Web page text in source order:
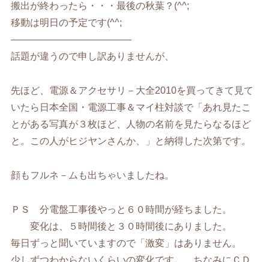
搬出が終わったら・・・最後の秋葉？(^^;
移動は明日の予定です(^^;
————————————–
話題が違うので申し訳ありませんが、
先ほど、電源＆アクセサリ－大全2010を買ってきて見て
いたら日本全国・電源工事＆マイ柱対談で「あれ見たこ
とがある写真が３枚ほど、人物の名前を見たらなるほど
と。この人がヒジヤンさんか、」と納得した次第です。
顔もフルネ－ムも出ちゃいましたね。
ＰＳ 分電盤工事後やっと６０時間が経ちました。
変化は、５時間後と３０時間後にありました。
毎日ずっと聞いていますので「激変」はありません。
少しずつわからないくらいの変化です。 ちなみにＣＤ